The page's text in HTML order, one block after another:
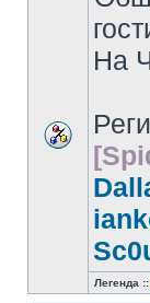
На
Легенда ::